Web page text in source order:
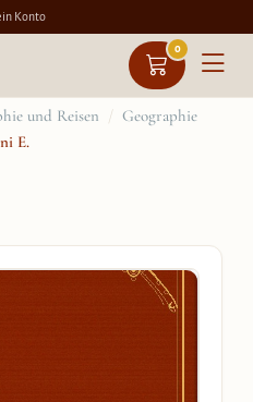
Konto
0
und Reisen / Geographie
E.